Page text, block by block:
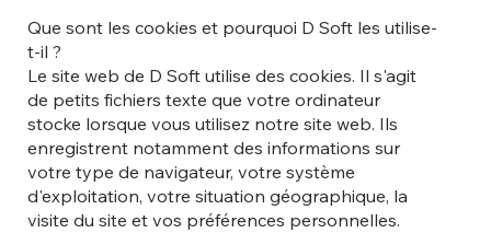
Que sont les cookies et pourquoi D Soft les utilise-
t-il ?
Le site web de D Soft utilise des cookies. Il s'agit
de petits fichiers texte que votre ordinateur
stocke lorsque vous utilisez notre site web. Ils
enregistrent notamment des informations sur
votre type de navigateur, votre système
d'exploitation, votre situation géographique, la
visite du site et vos préférences personnelles.